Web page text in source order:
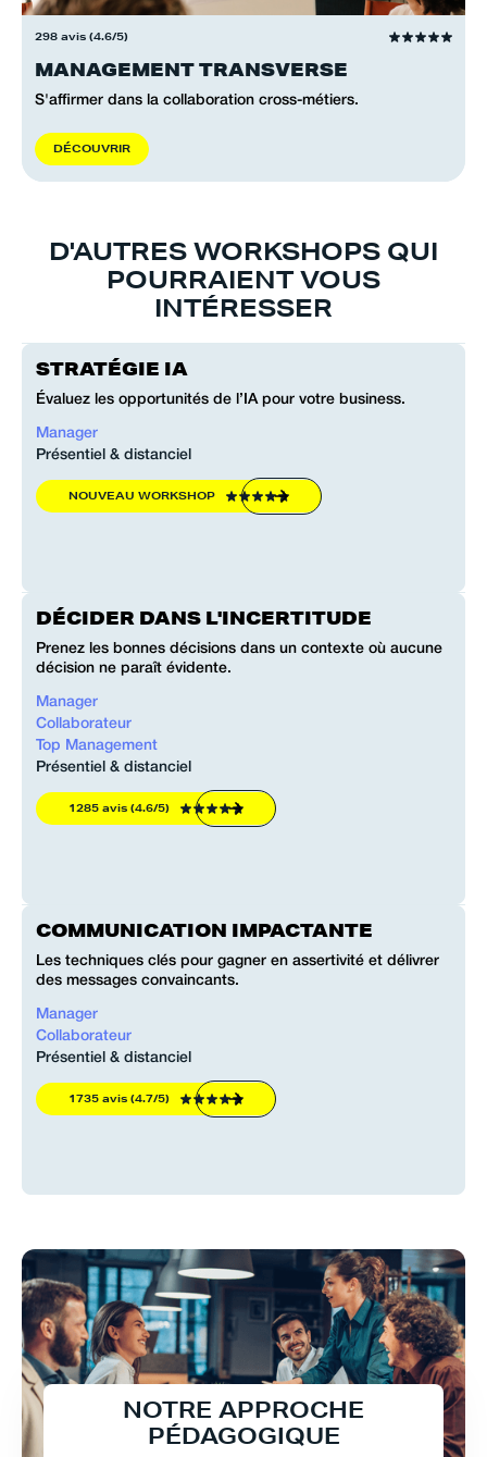
298 avis (4.6/5)
MANAGEMENT TRANSVERSE
S'affirmer dans la collaboration cross-métiers.
DÉCOUVRIR
D'AUTRES WORKSHOPS QUI
POURRAIENT VOUS
INTÉRESSER
STRATÉGIE IA
Évaluez les opportunités de l’IA pour votre business.
Manager
Présentiel & distanciel
NOUVEAU WORKSHOP
DÉCIDER DANS L'INCERTITUDE
Prenez les bonnes décisions dans un contexte où aucune
décision ne paraît évidente.
Manager
Collaborateur
Top Management
Présentiel & distanciel
1285 avis (4.6/5)
COMMUNICATION IMPACTANTE
Les techniques clés pour gagner en assertivité et délivrer
des messages convaincants.
Manager
Collaborateur
Présentiel & distanciel
1735 avis (4.7/5)
NOTRE APPROCHE
PÉDAGOGIQUE